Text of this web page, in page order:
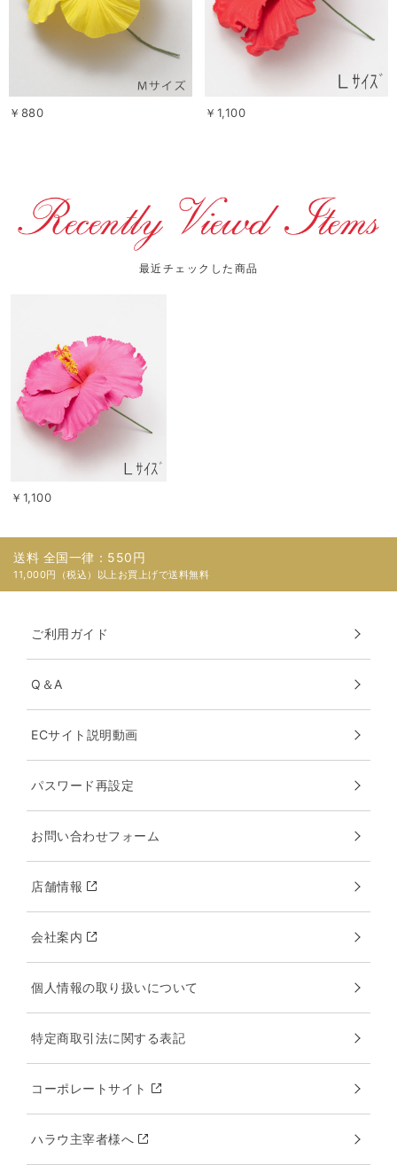
￥880 ￥1,100
最近チェックした商品
￥1,100
送料 全国一律：550円
11,000円（税込）以上お買上げで送料無料
ご利用ガイド
Q＆A
ECサイト説明動画
パスワード再設定
お問い合わせフォーム
店舗情報
会社案内
個人情報の取り扱いについて
特定商取引法に関する表記
コーポレートサイト
ハラウ主宰者様へ